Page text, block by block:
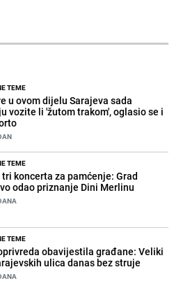
TEME
u ovom dijelu Sarajeva sada
vozite li 'žutom trakom', oglasio se i
TEME
tri koncerta za pamćenje: Grad
odao priznanje Dini Merlinu
TEME
obavijestila građane: Veliki
ulica danas bez struje